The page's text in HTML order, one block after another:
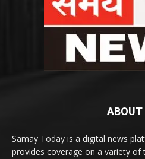
ABOUT
Samay Today is a digital news
provides coverage on a variety of